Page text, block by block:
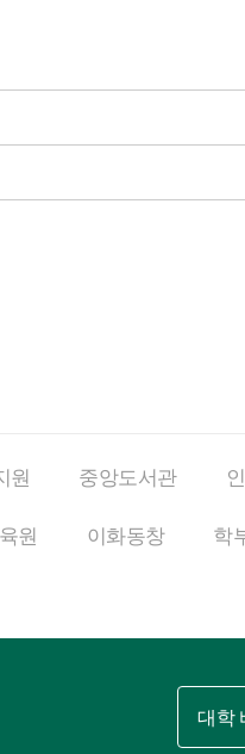
원 중앙도서관
원 이화동창 학
대학